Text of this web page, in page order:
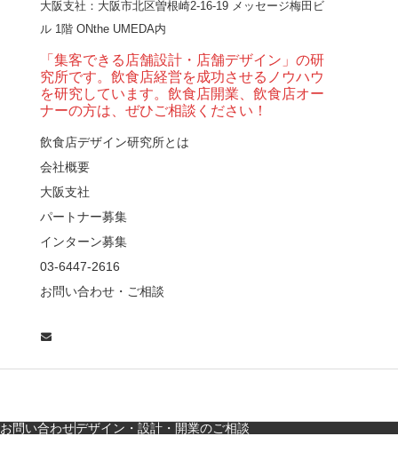
とライブ感を両立した
和モダン串揚げ店。
「…
【Queux Norme（クゥ
ノルム）】女子会にお
薦めな&…
な店舗デザイン
料理・個室の距離感か
大阪支社 ：大阪市北区曽根崎2-16-19 メッセージ梅田ビ
ル 1階 ONthe UMEDA内
「集客できる店舗設計・店舗デザイン」の研
究所です。飲食店経営を成功させるノウハウ
を研究しています。飲食店開業、飲食店オー
ナーの方は、ぜひご相談ください！
飲食店デザイン研究所とは
会社概要
大阪支社
パートナー募集
インターン募集
03-6447-2616
お問い合わせ・ご相談
お問い合わせデザイン・設計・開業のご相談